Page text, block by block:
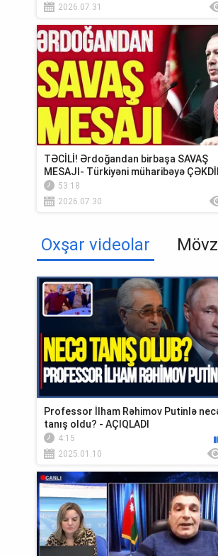
2026.07.31
TƏCİLİ! Ərdoğandan birbaşa SAVAŞ
MESAJI- Türkiyəni müharibəyə
TV Müsavat
53:18
2026.07.30
Oxşar videolar
Professor İlham Rəhimov Putinlə
tanış oldu? - AÇIQLADI
4:15
2025.01.10